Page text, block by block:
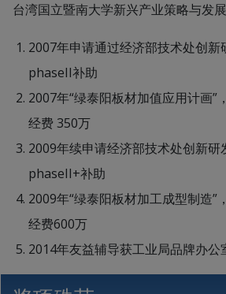
台湾国立暨南大学新兴产业策略与发
2007年申请通过经济部技术处创新
phaseII补助
2007年“绿泰阳板材加值应用计画”
经费 350万
2009年续申请经济部技术处创新研
phaseII+补助
2009年“绿泰阳板材加工成型制造”
经费600万
2014年友益辅导获工业局品牌办公